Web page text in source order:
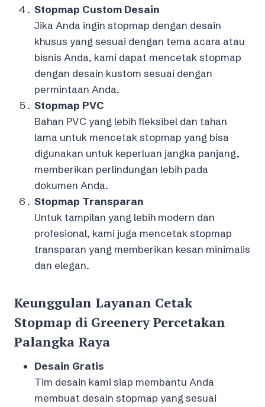
Stopmap Custom Desain
Jika Anda ingin stopmap dengan desain
khusus yang sesuai dengan tema acara atau
bisnis Anda, kami dapat mencetak stopmap
dengan desain kustom sesuai dengan
permintaan Anda.
Stopmap PVC
Bahan PVC yang lebih fleksibel dan tahan
lama untuk mencetak stopmap yang bisa
digunakan untuk keperluan jangka panjang,
memberikan perlindungan lebih pada
dokumen Anda.
Stopmap Transparan
Untuk tampilan yang lebih modern dan
profesional, kami juga mencetak stopmap
transparan yang memberikan kesan minimalis
dan elegan.
Keunggulan Layanan Cetak
Stopmap di Greenery Percetakan
Palangka Raya
Desain Gratis
Tim desain kami siap membantu Anda
membuat desain stopmap yang sesuai